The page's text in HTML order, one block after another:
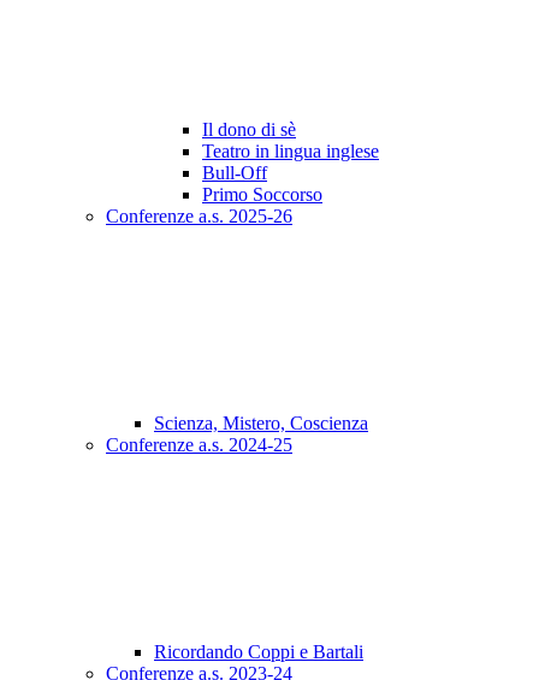
Il dono di sè
Teatro in lingua inglese
Bull-Off
Primo Soccorso
Conferenze a.s. 2025-26
Scienza, Mistero, Coscienza
Conferenze a.s. 2024-25
Ricordando Coppi e Bartali
Conferenze a.s. 2023-24